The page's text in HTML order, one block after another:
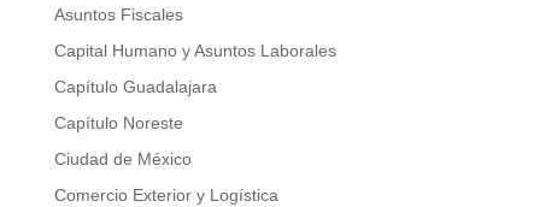
Asuntos Fiscales
Capital Humano y Asuntos Laborales
Capítulo Guadalajara
Capítulo Noreste
Ciudad de México
Comercio Exterior y Logística